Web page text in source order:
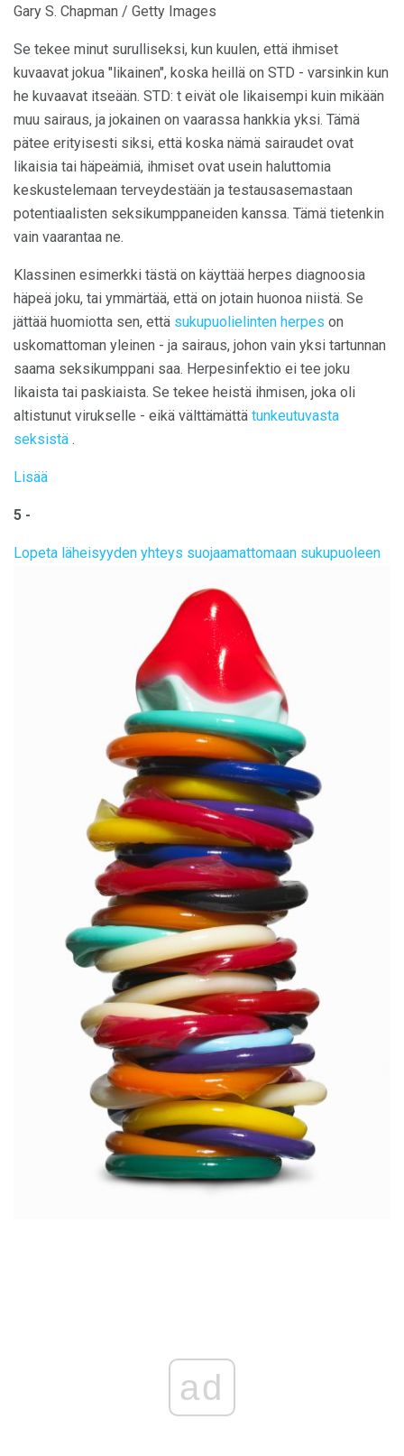
Gary S. Chapman / Getty Images
Se tekee minut surulliseksi, kun kuulen, että ihmiset
kuvaavat jokua "likainen", koska heillä on STD - varsinkin kun
he kuvaavat itseään. STD: t eivät ole likaisempi kuin mikään
muu sairaus, ja jokainen on vaarassa hankkia yksi. Tämä
pätee erityisesti siksi, että koska nämä sairaudet ovat
likaisia ​​tai häpeämiä, ihmiset ovat usein haluttomia
keskustelemaan terveydestään ja testausasemastaan ​​
potentiaalisten seksikumppaneiden kanssa. Tämä tietenkin
vain vaarantaa ne.
Klassinen esimerkki tästä on käyttää herpes diagnoosia
häpeä joku, tai ymmärtää, että on jotain huonoa niistä. Se
jättää huomiotta sen, että sukupuolielinten herpes on
uskomattoman yleinen - ja sairaus, johon vain yksi tartunnan
saama seksikumppani saa. Herpesinfektio ei tee joku
likaista tai paskiaista. Se tekee heistä ihmisen, joka oli
altistunut virukselle - eikä välttämättä tunkeutuvasta
seksistä .
Lisää
5 -
Lopeta läheisyyden yhteys suojaamattomaan sukupuoleen
ad